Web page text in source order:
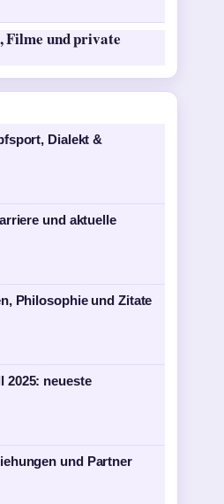
Filme und private
Dialekt &
und aktuelle
Philosophie und Zitate
2025: neueste
und Partner